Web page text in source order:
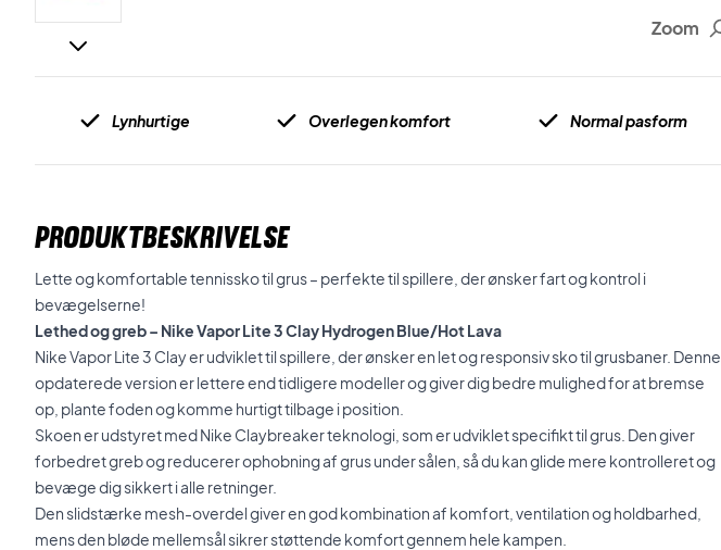
Zoom
Lynhurtige Overlegen komfort Normal pasform
PRODUKTBESKRIVELSE
Lette og komfortable tennissko til grus – perfekte til spillere, der ønsker fart og kontrol i
bevægelserne!
Lethed og greb – Nike Vapor Lite 3 Clay Hydrogen Blue/Hot Lava
Nike Vapor Lite 3 Clay er udviklet til spillere, der ønsker en let og responsiv sko til grusbaner. Denne
opdaterede version er lettere end tidligere modeller og giver dig bedre mulighed for at bremse
op, plante foden og komme hurtigt tilbage i position.
Skoen er udstyret med Nike Claybreaker teknologi, som er udviklet specifikt til grus. Den giver
forbedret greb og reducerer ophobning af grus under sålen, så du kan glide mere kontrolleret og
bevæge dig sikkert i alle retninger.
Den slidstærke mesh-overdel giver en god kombination af komfort, ventilation og holdbarhed,
mens den bløde mellemsål sikrer støttende komfort gennem hele kampen.